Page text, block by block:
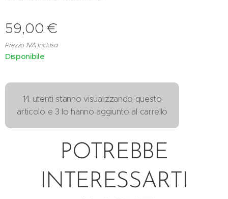
59,00 €
Prezzo IVA inclusa
Disponibile
14 utenti stanno visualizzando questo
articolo e 3 lo hanno aggiunto al carrello
POTREBBE
INTERESSARTI